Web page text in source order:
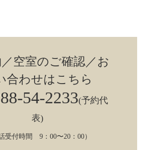
空室のご確認／お
合わせはこちら
54-2233(予約代
表)
受付時間 9：00〜20：00）